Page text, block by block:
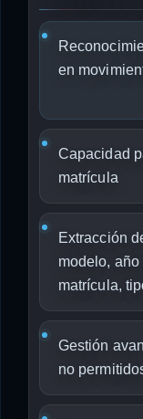
en
Capacidad
matrícula
Extracción
modelo,
matrícula,
Gestión
no